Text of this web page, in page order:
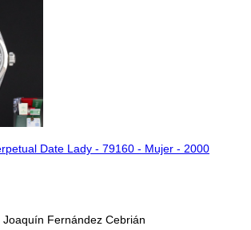
Date Lady - 79160 - Mujer - 2000
Fernández Cebrián